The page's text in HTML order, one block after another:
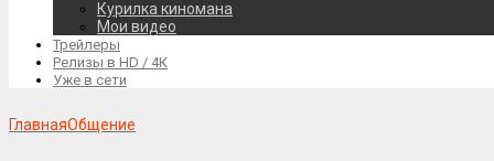
Курилка киномана
Мои видео
Трейлеры
Релизы в HD / 4К
Уже в сети
ГлавнаяОбщение